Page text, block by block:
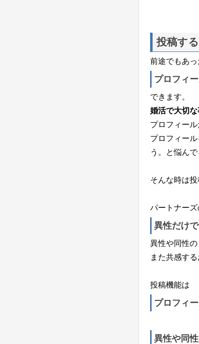
投稿す
前途でもあっ
プロフィ
できます。
婚活で大切な
プロフィー
プロフィー
う。と悩ん
そんな時は
パートナーズ
異性だけ
異性や同性
また共感す
投稿機能は
プロフィ
異性や同